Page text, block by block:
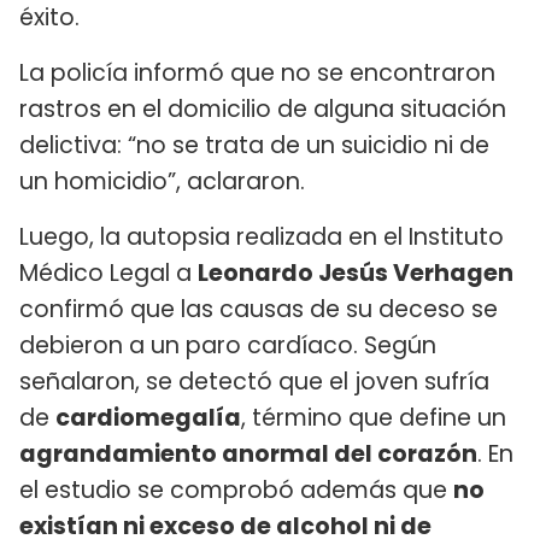
éxito.
La policía informó que no se encontraron
rastros en el domicilio de alguna situación
delictiva: “no se trata de un suicidio ni de
un homicidio”, aclararon.
Luego, la autopsia realizada en el Instituto
Médico Legal a Leonardo Jesús Verhagen
confirmó que las causas de su deceso se
debieron a un paro cardíaco. Según
señalaron, se detectó que el joven sufría
de cardiomegalía, término que define un
agrandamiento anormal del corazón. En
el estudio se comprobó además que no
existían ni exceso de alcohol ni de